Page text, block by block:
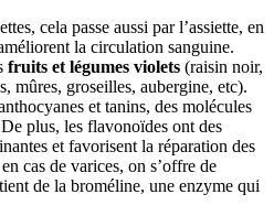
cela passe aussi par l’assiette, en
la circulation sanguine.
fruits et légumes violets (raisin noir,
mûres, groseilles, aubergine, etc).
et tanins, des molécules
plus, les flavonoïdes ont des
et favorisent la réparation des
cas de varices, on s’offre de
de la broméline, une enzyme qui